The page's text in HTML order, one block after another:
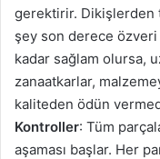
gerektirir. Dikişlerden
şey son derece
kadar sağlam olursa,
zanaatkarlar,
kaliteden ödün
Kontroller: Tüm
aşaması başlar. Her